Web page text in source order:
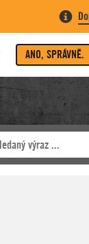
ANO, SPRÁVNĚ.